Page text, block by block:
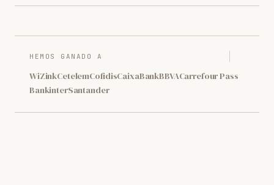
HEMOS GANADO A
WiZinkCetelemCofidisCaixaBankBBVACarrefour Pass
BankinterSantander